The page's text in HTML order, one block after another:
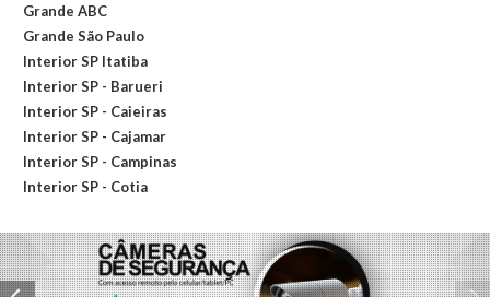
Grande ABC
Grande São Paulo
Interior SP Itatiba
Interior SP - Barueri
Interior SP - Caieiras
Interior SP - Cajamar
Interior SP - Campinas
Interior SP - Cotia
Interior SP - Indaiatuba
Interior SP - Itapevi
Interior SP - Itu